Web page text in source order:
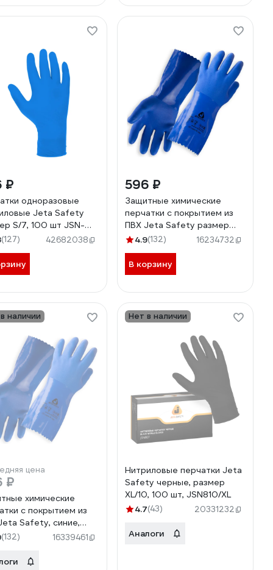
₽
одноразовые
Jeta Safety
S/7, 100 шт JSN-
(127) 42682038
596 ₽
Защитные химические
перчатки с покрытием из
ПВХ Jeta Safety размер
M/8 JP711-M
4.9(132) 16234732
В корзину
наличии
цена
₽
химические
с покрытием из
Safety, синие,
XXL/11, JP711 JP711-
(132) 16339461
Нет в наличии
Нитриловые перчатки Jeta
Safety черные, размер
XL/10, 100 шт, JSN810/XL
4.7(43) 20331232
Аналоги